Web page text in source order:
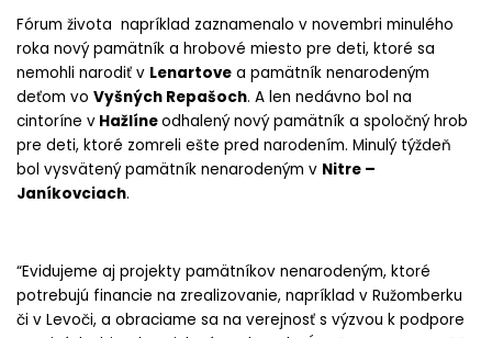
Fórum života napríklad zaznamenalo v novembri minulého
roka nový pamätník a hrobové miesto pre deti, ktoré sa
nemohli narodiť v Lenartove a pamätník nenarodeným
deťom vo Vyšných Repašoch. A len nedávno bol na
cintoríne v Hažlíneodhalený nový pamätník a spoločný hrob
pre deti, ktoré zomreli ešte pred narodením. Minulý týždeň
bol vysvätený pamätník nenarodeným v Nitre –
Janíkovciach.
“Evidujeme aj projekty pamätníkov nenarodeným, ktoré
potrebujú financie na zrealizovanie, napríklad v Ružomberku
či v Levoči, a obraciame sa na verejnosť s výzvou k podpore